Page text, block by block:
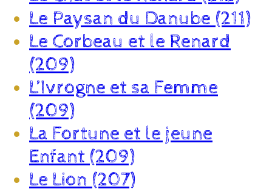
Le Paysan du Danube (211)
Le Corbeau et le Renard
(209)
L’Ivrogne et sa Femme
(209)
La Fortune et le jeune
Enfant (209)
Le Lion (207)